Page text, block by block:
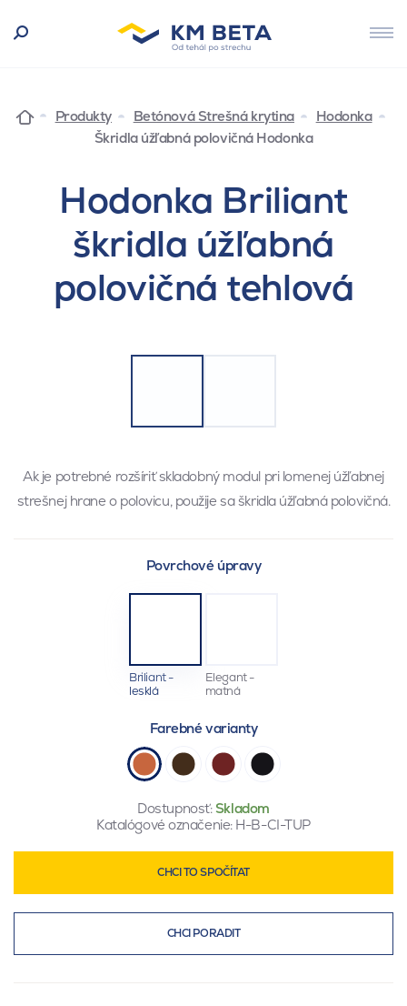
Produkty Betónová Strešná krytina
Hodonka
Škridla úžľabná polovičná Hodonka
Hodonka Briliant
škridla úžľabná
polovičná tehlová
Ak je potrebné rozšíriť skladobný modul pri lomenej úžľabnej
strešnej hrane o polovicu, použije sa škridla úžľabná polovičná.
Povrchové úpravy
Briliant -
lesklá
Elegant -
matná
Farebné varianty
Dostupnosť:Skladom
Katalógové označenie: H-B-CI-TUP
CHCI TO SPOČÍTAT
CHCI PORADIT